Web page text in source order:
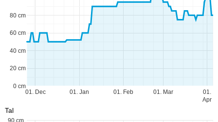
01. Dec 01. Jan 01. Feb 01. Mar
01.
Apr
0 cm
20 cm
40 cm
60 cm
80 cm
Tal
90 cm